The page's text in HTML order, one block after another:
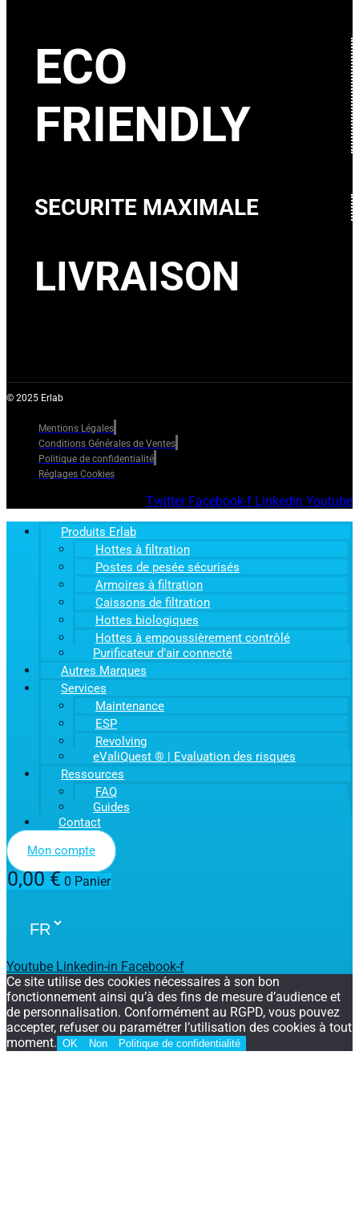
ECO
FRIENDLY
SECURITE MAXIMALE
LIVRAISON
© 2025 Erlab
Mentions Légales
Conditions Générales de Ventes
Politique de confidentialité
Réglages Cookies
Twitter Facebook-f Linkedin Youtube
Produits Erlab
Hottes à filtration
Postes de pesée sécurisés
Armoires à filtration
Caissons de filtration
Hottes biologiques
Hottes à empoussièrement contrôlé
Purificateur d’air connecté
Autres Marques
Services
Maintenance
ESP
Revolving
eValiQuest ® | Evaluation des risques
Ressources
FAQ
Guides
Contact
Mon compte
0,00€ 0 Panier
Youtube Linkedin-in Facebook-f
Ce site utilise des cookies nécessaires à son bon
fonctionnement ainsi qu’à des fins de mesure d’audience et
de personnalisation. Conformément au RGPD, vous pouvez
accepter, refuser ou paramétrer l’utilisation des cookies à tout
moment. OK Non Politique de confidentialité